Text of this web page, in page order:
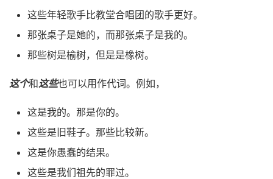
这些年轻歌手比教堂合唱团的歌手更好。
那张桌子是她的，而那张桌子是我的。
那些树是榆树，但是是橡树。
这个和这些也可以用作代词。例如，
这是我的。那是你的。
这些是旧鞋子。那些比较新。
这是你愚蠢的结果。
这些是我们祖先的罪过。